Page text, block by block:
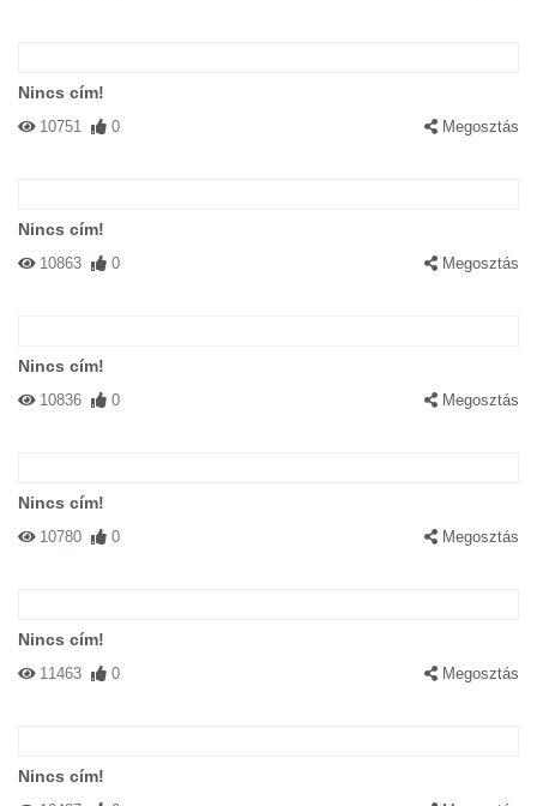
Nincs cím!
10751 0 Megosztás
Nincs cím!
10863 0 Megosztás
Nincs cím!
10836 0 Megosztás
Nincs cím!
10780 0 Megosztás
Nincs cím!
11463 0 Megosztás
Nincs cím!